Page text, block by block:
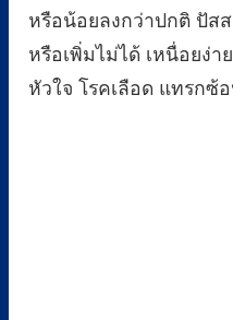
หรือน้อยลงกว่าปกติ ปัส
หรือเพิ่มไม่ได้ เหนื่อยง่า
หัวใจ โรคเลือด แทรกซ้